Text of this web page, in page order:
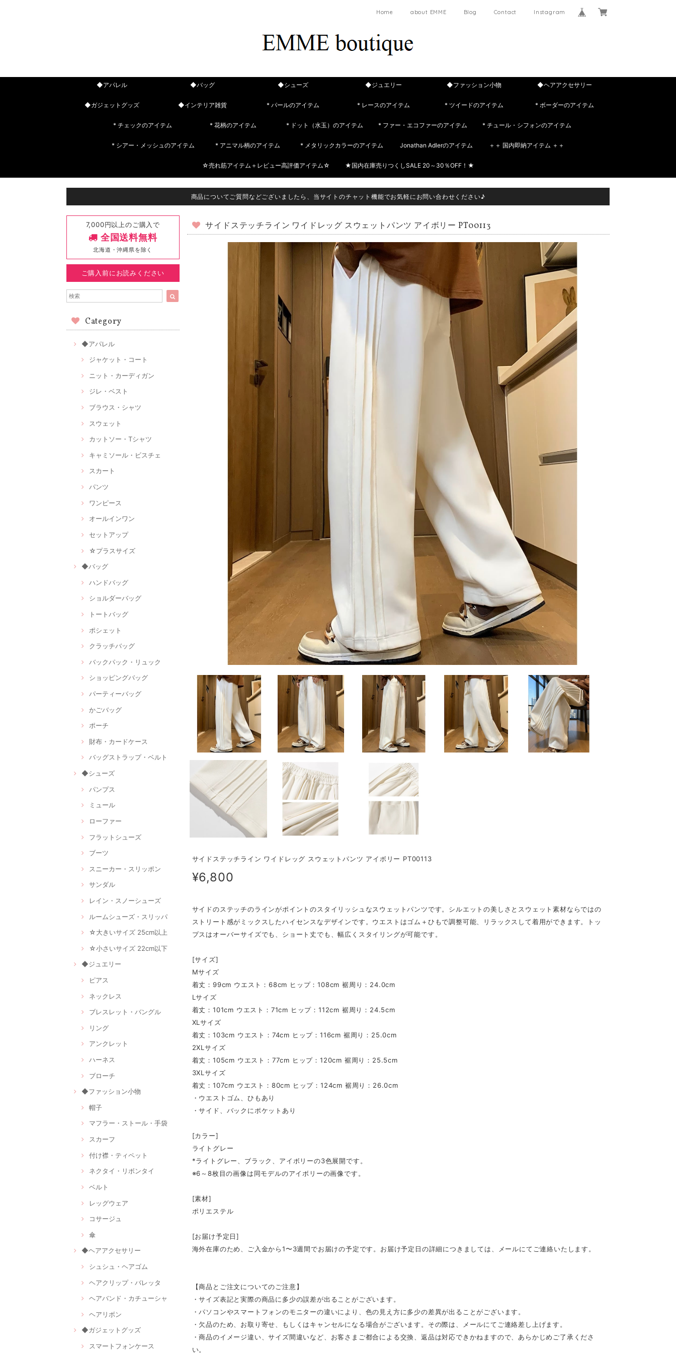
Home about EMME Blog Contact Instagram
◆アパレル ◆バッグ ◆シューズ ◆ジュエリー ◆ファッション小物 ◆ヘアアクセサリー
◆ガジェットグッズ ◆インテリア雑貨 * パールのアイテム * レースのアイテム * ツイードのアイテム * ボーダーのアイテム
* チェックのアイテム * 花柄のアイテム * ドット（水玉）のアイテム * ファー・エコファーのアイテム * チュール・シフォンのアイテム
* シアー・メッシュのアイテム * アニマル柄のアイテム * メタリックカラーのアイテム Jonathan Adlerのアイテム ＋＋ 国内即納アイテム ＋＋
☆売れ筋アイテム＋レビュー高評価アイテム☆ ★国内在庫売りつくしSALE 20～30％OFF！★
商品についてご質問などございましたら、当サイトのチャット機能でお気軽にお問い合わせください♪
7,000円以上のご購入で
全国送料無料
北海道・沖縄県を除く
ご購入前にお読みください
Category
◆アパレル
ジャケット・コート
ニット・カーディガン
ジレ・ベスト
ブラウス・シャツ
スウェット
カットソー・Tシャツ
キャミソール・ビスチェ
スカート
パンツ
ワンピース
オールインワン
セットアップ
☆プラスサイズ
◆バッグ
ハンドバッグ
ショルダーバッグ
トートバッグ
ポシェット
クラッチバッグ
バックパック・リュック
ショッピングバッグ
パーティーバッグ
かごバッグ
ポーチ
財布・カードケース
バッグストラップ・ベルト
◆シューズ
パンプス
ミュール
ローファー
フラットシューズ
ブーツ
スニーカー・スリッポン
サンダル
レイン・スノーシューズ
ルームシューズ・スリッパ
☆大きいサイズ 25cm以上
☆小さいサイズ 22cm以下
◆ジュエリー
ピアス
ネックレス
ブレスレット・バングル
リング
アンクレット
ハーネス
ブローチ
◆ファッション小物
帽子
マフラー・ストール・手袋
スカーフ
付け襟・ティペット
ネクタイ・リボンタイ
ベルト
レッグウェア
コサージュ
傘
◆ヘアアクセサリー
シュシュ・ヘアゴム
ヘアクリップ・バレッタ
ヘアバンド・カチューシャ
ヘアリボン
◆ガジェットグッズ
スマートフォンケース
サイドステッチライン ワイドレッグ スウェットパンツ アイボリー PT00113
サイドステッチライン ワイドレッグ スウェットパンツ アイボリー PT00113
¥6,800
サイドのステッチのラインがポイントのスタイリッシュなスウェットパンツです。シルエットの美しさとスウェット素材ならではの
ストリート感がミックスしたハイセンスなデザインです。ウエストはゴム＋ひもで調整可能、リラックスして着用ができます。トッ
プスはオーバーサイズでも、ショート丈でも、幅広くスタイリングが可能です。
[サイズ]
Mサイズ
着丈：99cm ウエスト：68cm ヒップ：108cm 裾周り：24.0cm
Lサイズ
着丈：101cm ウエスト：71cm ヒップ：112cm 裾周り：24.5cm
XLサイズ
着丈：103cm ウエスト：74cm ヒップ：116cm 裾周り：25.0cm
2XLサイズ
着丈：105cm ウエスト：77cm ヒップ：120cm 裾周り：25.5cm
3XLサイズ
着丈：107cm ウエスト：80cm ヒップ：124cm 裾周り：26.0cm
・ウエストゴム、ひもあり
・サイド、バックにポケットあり
[カラー]
ライトグレー
*ライトグレー、ブラック、アイボリーの3色展開です。
※6～8枚目の画像は同モデルのアイボリーの画像です。
[素材]
ポリエステル
[お届け予定日]
海外在庫のため、ご入金から1〜3週間でお届けの予定です。お届け予定日の詳細につきましては、メールにてご連絡いたします。
【商品とご注文についてのご注意】
・サイズ表記と実際の商品に多少の誤差が出ることがございます。
・パソコンやスマートフォンのモニターの違いにより、色の見え方に多少の差異が出ることがございます。
・欠品のため、お取り寄せ、もしくはキャンセルになる場合がございます。その際は、メールにてご連絡差し上げます。
・商品のイメージ違い、サイズ間違いなど、お客さまご都合による交換、返品は対応できかねますので、あらかじめご了承くださ
い。